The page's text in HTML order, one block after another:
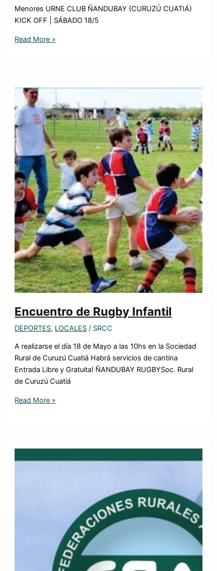
Menores URNE CLUB ÑANDUBAY (CURUZÚ CUATIÁ)
KICK OFF | SÁBADO 18/5
Read More »
Encuentro de Rugby Infantil
DEPORTES, LOCALES / SRCC
A realizarse el día 18 de Mayo a las 10hs en la Sociedad
Rural de Curuzú Cuatiá Habrá servicios de cantina
Entrada Libre y Gratuita! ÑANDUBAY RUGBYSoc. Rural
de Curuzú Cuatiá
Read More »